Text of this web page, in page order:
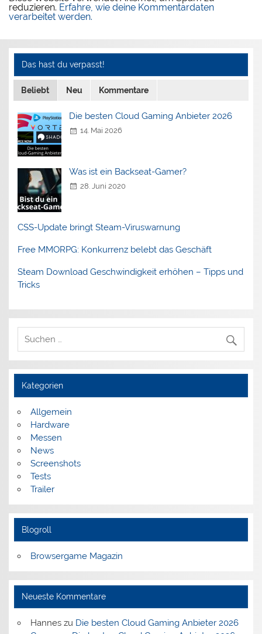
reduzieren. Erfahre, wie deine Kommentardaten
verarbeitet werden.
Das hast du verpasst!
Beliebt Neu Kommentare
Die besten Cloud Gaming Anbieter 2026
14. Mai 2026
Was ist ein Backseat-Gamer?
28. Juni 2020
CSS-Update bringt Steam-Viruswarnung
Free MMORPG: Konkurrenz belebt das Geschäft
Steam Download Geschwindigkeit erhöhen – Tipps und
Tricks
Kategorien
Allgemein
Hardware
Messen
News
Screenshots
Tests
Trailer
Blogroll
Browsergame Magazin
Neueste Kommentare
Hanneszu Die besten Cloud Gaming Anbieter 2026